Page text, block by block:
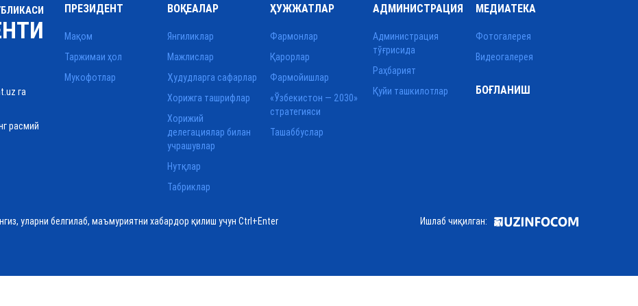
га
расмий
ПРЕЗИДЕНТ
Мақом
Таржимаи ҳол
Мукофотлар
ВОҚЕАЛАР
Янгиликлар
Мажлислар
Ҳудудларга сафарлар
Хорижга ташрифлар
Хорижий
делегациялар билан
учрашувлар
Нутқлар
Табриклар
ҲУЖЖАТЛАР
Фармонлар
Қарорлар
Фармойишлар
«Ўзбекистон — 2030»
стратегияси
Ташаббуслар
АДМИНИСТРАЦИЯ
Администрация
тўғрисида
Раҳбарият
Қуйи ташкилотлар
МЕДИАТЕКА
Фотогалерея
Видеогалерея
БОҒЛАНИШ
уларни белгилаб, маъмуриятни хабардор қилиш учун Ctrl+Enter
Ишлаб чиқилган: